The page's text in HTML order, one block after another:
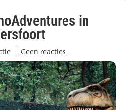
in
Geen reacties